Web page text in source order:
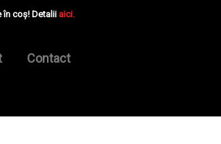
în coș! Detalii aici.
Contact